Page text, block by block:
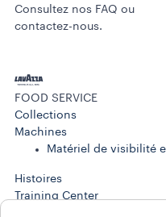
Consultez nos FAQ ou
contactez-nous.
FOOD SERVICE
Collections
Machines​
Matériel de visibilité
Histoires
Training Center